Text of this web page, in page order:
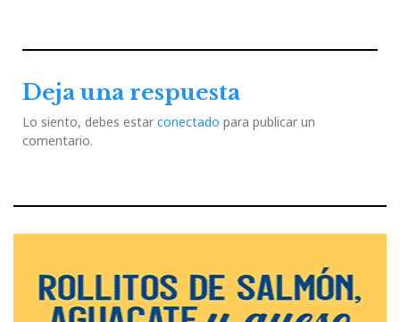
Deja una respuesta
Lo siento, debes estar conectado para publicar un
comentario.